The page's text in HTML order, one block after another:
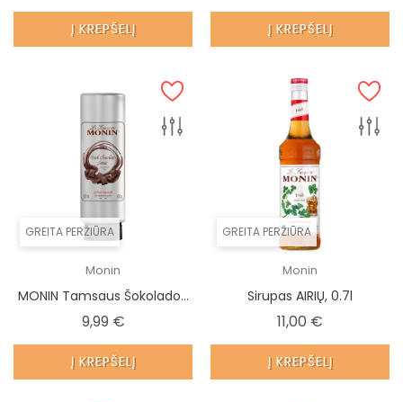
Į KREPŠELĮ Į KREPŠELĮ
GREITA PERŽIŪRA
Monin
MONIN Tamsaus Šokolado...
9,99 €Kaina
Į KREPŠELĮ
GREITA PERŽIŪRA
Monin
Sirupas AIRIŲ, 0.7l
11,00 €
Į KREPŠELĮ